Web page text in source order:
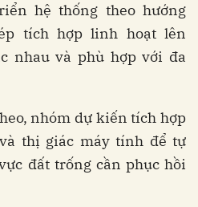
hệ thống theo hướng
tích hợp linh hoạt lên
nhau và phù hợp với đa
nhóm dự kiến tích hợp
thị giác máy tính để tự
đất trống cần phục hồi